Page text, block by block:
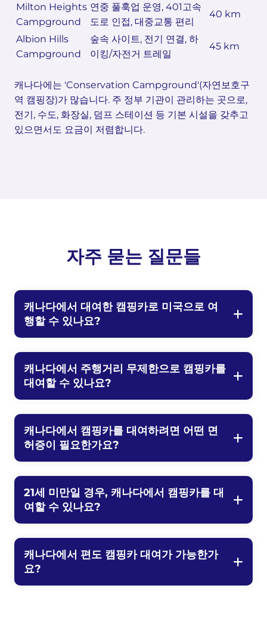
Milton Heights
Campground
연중 풀훅업 운영, 401고속
도로 인접, 대중교통 편리
40 km
Albion Hills
Campground
숲속 사이트, 전기 연결, 하
이킹/자전거 트레일
45 km
캐나다에는 'Conservation Campground'(자연보호구
역 캠핑장)가 많습니다. 주 정부 기관이 관리하는 곳으로,
전기, 수도, 화장실, 덤프 스테이션 등 기본 시설을 갖추고
있으면서도 요금이 저렴합니다.
자주 묻는 질문들
캐나다에서 대여한 캠핑카로 미국으로 여
행할 수 있나요?
캐나다에서 주행거리 무제한으로 캠핑카를
대여할 수 있나요?
캐나다에서 캠핑카를 대여하려면 어떤 면
허증이 필요한가요?
21세 미만일 경우, 캐나다에서 캠핑카를 대
여할 수 있나요?
캐나다에서 편도 캠핑카 대여가 가능한가
요?